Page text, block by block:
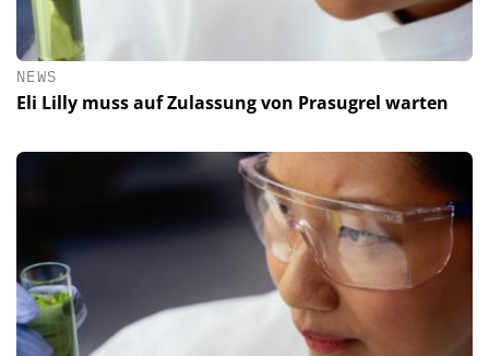
NEWS
Eli Lilly muss auf Zulassung von Prasugrel warten